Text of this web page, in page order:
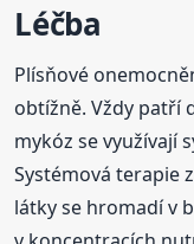
Léčba
Plísňové
obtížně. Vždy patří
mykóz se využívají
Systémová terapie
látky se hromadí v